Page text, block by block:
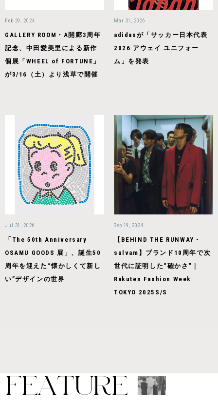
Feb 29, 2024
GALLERY ROOM・A開廊3周年
記念、中田愛美里による新作
個展「WHEEL of FORTUNE」
が3/16（土）より浅草で開催
Mar 31, 2026
adidasが「サッカー日本代表
2026 アウェイ ユニフォー
ム」を発表
Jul 31, 2026
「The 50th Anniversary
OSAMU GOODS 展」、誕生50
周年を迎えた“懐かしくて新し
い”デザインの世界
Sep 19, 2024
【BEHIND THE RUNWAY -
sulvam】ブランド10周年で次
世代に証明した“確かさ”｜
Rakuten Fashion Week
TOKYO 2025S/S
FEATURE